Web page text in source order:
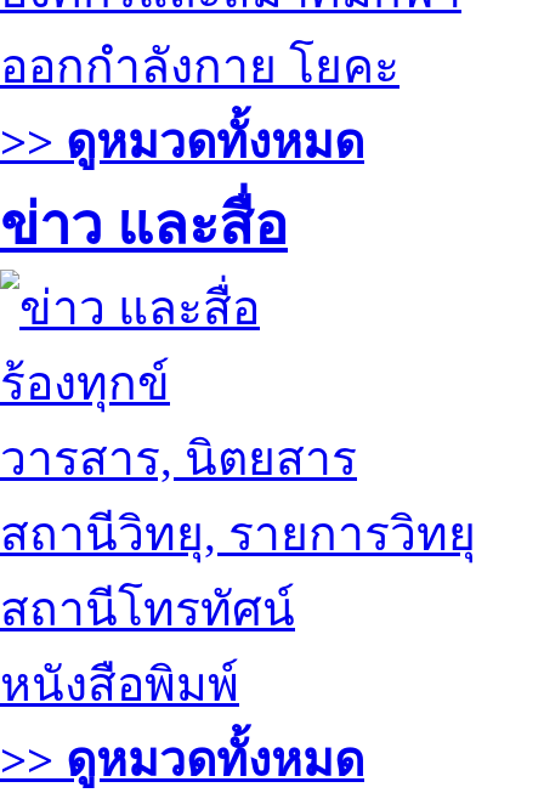
ออกกำลังกาย โยคะ
>> ดูหมวดทั้งหมด
ข่าว และสื่อ
ร้องทุกข์
วารสาร, นิตยสาร
สถานีวิทยุ, รายการวิทยุ
สถานีโทรทัศน์
หนังสือพิมพ์
>> ดูหมวดทั้งหมด